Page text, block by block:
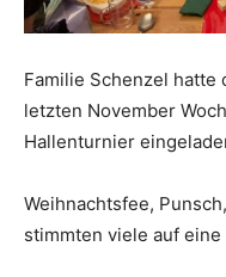
Familie Schenzel hatte
letzten November
Hallenturnier
Weihnachtsfee,
stimmten viele auf